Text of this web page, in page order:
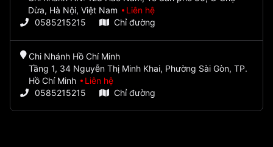
Dừa, Hà Nội, Việt Nam
Liên hệ
0585215215
Chỉ đường
Chi Nhánh Hồ Chí Minh
Tầng 1, 34 Nguyễn Thị Minh Khai, Phường Sài Gòn, TP.
Hồ Chí Minh
Liên hệ
0585215215
Chỉ đường